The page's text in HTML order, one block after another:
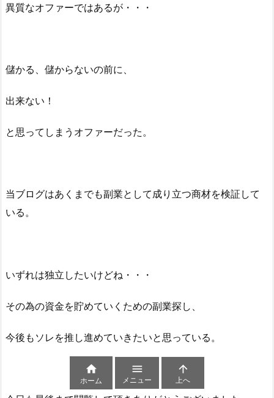
異質なオファーではあるが・・・
儲かる、儲からないの前に、
出来ない！
と思ってしまうオファーだった。
当ブログはあくまでも副業として成り立つ商材を検証して
いる。
いずれは独立したいけどね・・・
その為の資金を貯めていくための副業探し、
今後もソレを推し進めていきたいと思っている。

ホーム

メニュー

上へ